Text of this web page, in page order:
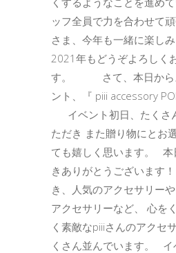
ッフ全員で力を合わせて
さま、今年も一緒に楽し
2021年もどうぞよろしく
す。 さて、本日から
ント、『 piii accessory
イベント初日、たくさ
ただき また贈り物にとお
ても嬉しく思います。 本
きありがとうございます
き、人気のアクセサリー
アクセサリーなど、 心を
く素敵なpiiiさんのアクセ
くさん並んでいます。